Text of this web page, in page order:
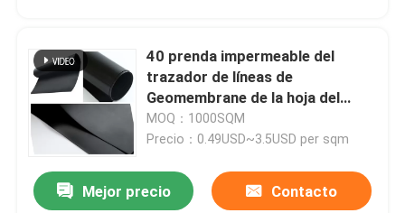
40 prenda impermeable del
trazador de líneas de
Geomembrane de la hoja del
HDPE de la milipulgada 1.5m m
2.0m m para el sistema de
MOQ：1000SQM
Precio：0.49USD~3.5USD per sqm
Mejor precio Contacto